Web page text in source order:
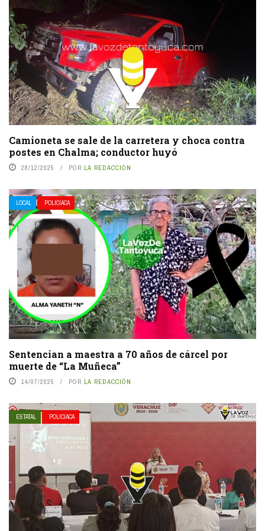
Camioneta se sale de la carretera y choca contra
postes en Chalma; conductor huyó
28/12/2025 POR LA REDACCIÓN
LOCAL POLICIACA
Sentencian a maestra a 70 años de cárcel por
muerte de “La Muñeca”
14/07/2025 POR LA REDACCIÓN
ESTATAL POLICIACA